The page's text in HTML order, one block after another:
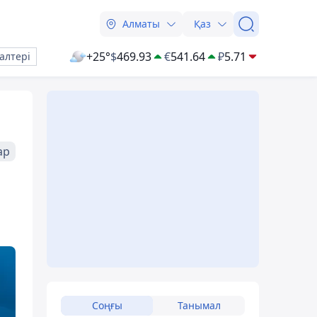
Алматы Қаз
+25°$469.93 €541.64 ₽5.71
Соңғы Танымал